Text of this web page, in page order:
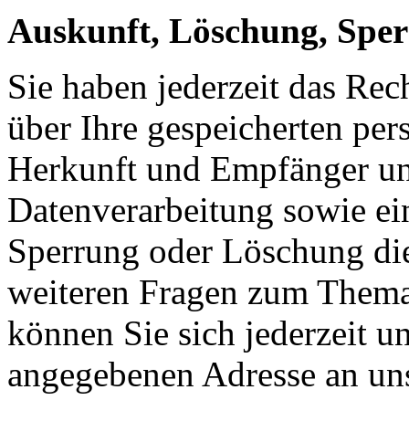
Auskunft, Löschung,
Sie haben jederzeit das
über Ihre gespeicherten
Herkunft und Empfänger
Datenverarbeitung sowie
Sperrung oder Löschung
weiteren Fragen zum
können Sie sich jederzeit
angegebenen Adresse an